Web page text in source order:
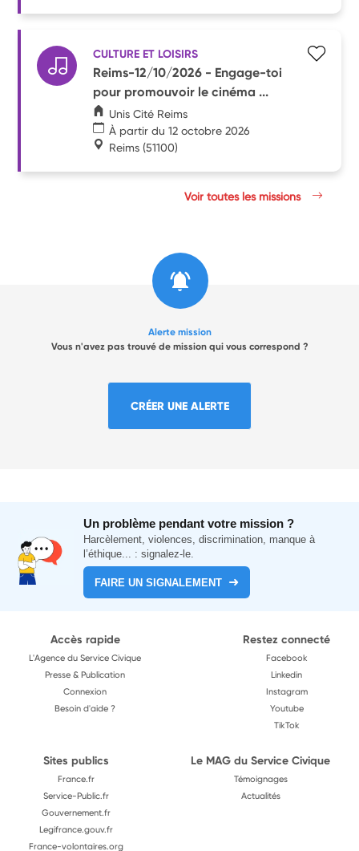
CULTURE ET LOISIRS
Reims-12/10/2026 - Engage-toi
pour promouvoir le cinéma ...
Unis Cité Reims
À partir du 12 octobre 2026
Reims (51100)
Voir toutes les missions
Alerte mission
Vous n'avez pas trouvé de mission qui vous correspond ?
CRÉER UNE ALERTE
Un problème pendant votre mission ?
Harcèlement, violences, discrimination, manque à
l’éthique... : signalez-le.
FAIRE UN SIGNALEMENT
Accès rapide
L'Agence du Service Civique
Presse & Publication
Connexion
Besoin d'aide ?
Restez connecté
Facebook
Linkedin
Instagram
Youtube
TikTok
Sites publics
France.fr
Service-Public.fr
Gouvernement.fr
Legifrance.gouv.fr
France-volontaires.org
Le MAG du Service Civique
Témoignages
Actualités